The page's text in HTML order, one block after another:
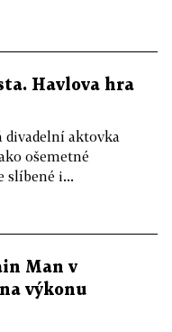
Havlova hra
divadelní aktovka
ošemetné
slíbené i...
Man v
výkonu